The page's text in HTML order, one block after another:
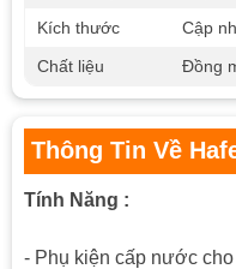
Kích thước
Cập
Chất liệu
Đồng
Thông Tin Về
Tính Năng :
- Phụ kiện cấp nước